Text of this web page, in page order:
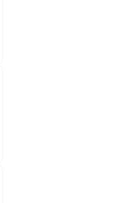
サルティング営業】転居異動無/
/営業】接客経験者歓迎★未経験